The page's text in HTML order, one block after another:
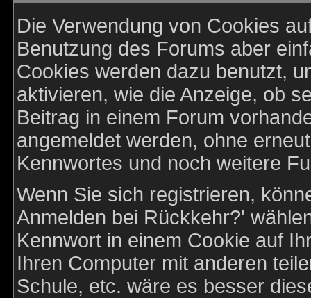
Die Verwendung von Cookies
Benutzung des Forums aber
Cookies werden dazu benutzt,
aktivieren, wie die Anzeige, ob
Beitrag in einem Forum
angemeldet werden, ohne
Kennwortes und noch weitere
Wenn Sie sich registrieren,
Anmelden bei Rückkehr?'
Kennwort in einem Cookie auf
Ihren Computer mit anderen
Schule, etc. wäre es besser